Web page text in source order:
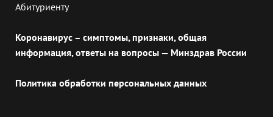
Абитуриенту
Коронавирус – симптомы, признаки, общая
информация, ответы на вопросы — Минздрав России
Политика обработки персональных данных